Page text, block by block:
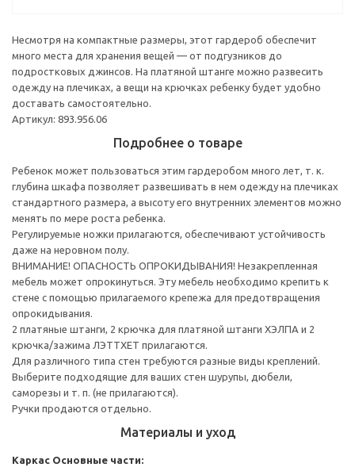
Несмотря на компактные размеры, этот гардероб обеспечит
много места для хранения вещей — от подгузников до
подростковых джинсов. На платяной штанге можно развесить
одежду на плечиках, а вещи на крючках ребенку будет удобно
доставать самостоятельно.
Артикул: 893.956.06
Подробнее о товаре
Ребенок может пользоваться этим гардеробом много лет, т. к.
глубина шкафа позволяет развешивать в нем одежду на плечиках
стандартного размера, а высоту его внутренних элементов можно
менять по мере роста ребенка.
Регулируемые ножки прилагаются, обеспечивают устойчивость
даже на неровном полу.
ВНИМАНИЕ! ОПАСНОСТЬ ОПРОКИДЫВАНИЯ! Незакрепленная
мебель может опрокинуться. Эту мебель необходимо крепить к
стене с помощью прилагаемого крепежа для предотвращения
опрокидывания.
2 платяные штанги, 2 крючка для платяной штанги ХЭЛПА и 2
крючка/зажима ЛЭТТХЕТ прилагаются.
Для различного типа стен требуются разные виды креплений.
Выберите подходящие для ваших стен шурупы, дюбели,
саморезы и т. п. (не прилагаются).
Ручки продаются отдельно.
Материалы и уход
Каркас Основные части: